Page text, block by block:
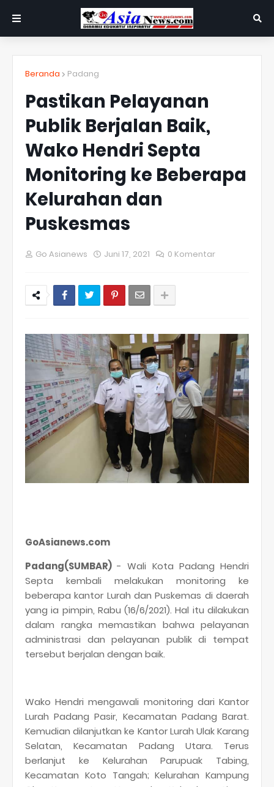
Beranda Padang
Pastikan Pelayanan
Publik Berjalan Baik,
Wako Hendri Septa
Monitoring ke Beberapa
Kelurahan dan
Puskesmas
Go Asianews Juni 17, 2021 0 Komentar
GoAsianews.com
Padang(SUMBAR)- Wali Kota Padang Hendri
Septa kembali melakukan monitoring ke
beberapa kantor Lurah dan Puskemas di daerah
yang ia pimpin, Rabu (16/6/2021). Hal itu dilakukan
dalam rangka memastikan bahwa pelayanan
administrasi dan pelayanan publik di tempat
tersebut berjalan dengan baik.
Wako Hendri mengawali monitoring dari Kantor
Lurah Padang Pasir, Kecamatan Padang Barat.
Kemudian dilanjutkan ke Kantor Lurah Ulak Karang
Selatan, Kecamatan Padang Utara. Terus
berlanjut ke Kelurahan Parupuak Tabing,
Kecamatan Koto Tangah; Kelurahan Kampung